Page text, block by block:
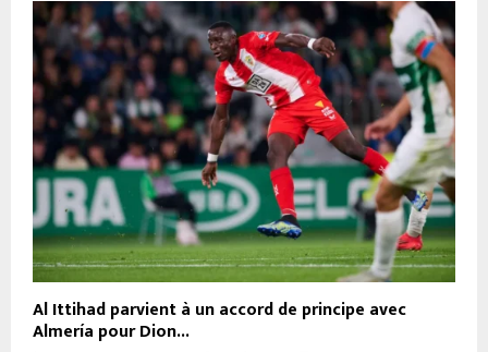
Al Ittihad parvient à un accord de principe avec
Almería pour Dion...